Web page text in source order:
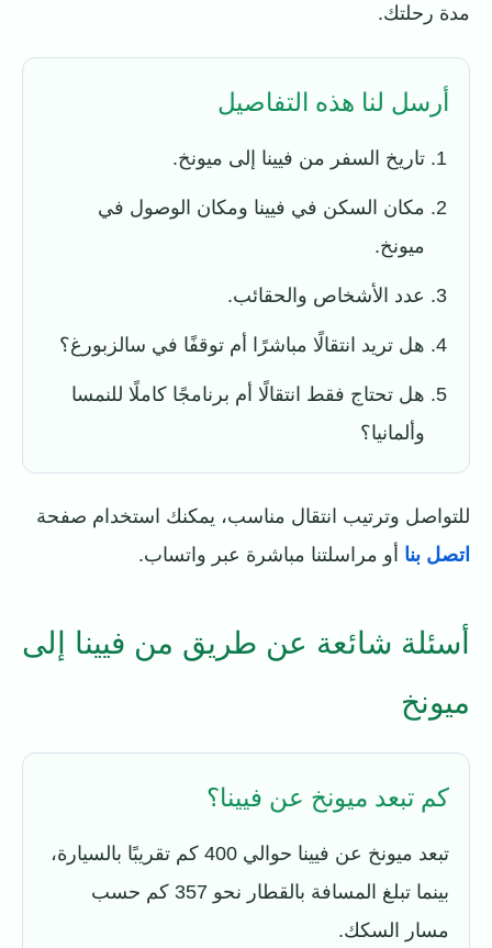
مدة رحلتك.
أرسل لنا هذه التفاصيل
تاريخ السفر من فيينا إلى ميونخ.
مكان السكن في فيينا ومكان الوصول في
ميونخ.
عدد الأشخاص والحقائب.
هل تريد انتقالًا مباشرًا أم توقفًا في سالزبورغ؟
هل تحتاج فقط انتقالًا أم برنامجًا كاملًا للنمسا
وألمانيا؟
للتواصل وترتيب انتقال مناسب، يمكنك استخدام صفحة
اتصل بنا أو مراسلتنا مباشرة عبر واتساب.
أسئلة شائعة عن طريق من فيينا إلى
ميونخ
كم تبعد ميونخ عن فيينا؟
تبعد ميونخ عن فيينا حوالي 400 كم تقريبًا بالسيارة،
بينما تبلغ المسافة بالقطار نحو 357 كم حسب
مسار السكك.